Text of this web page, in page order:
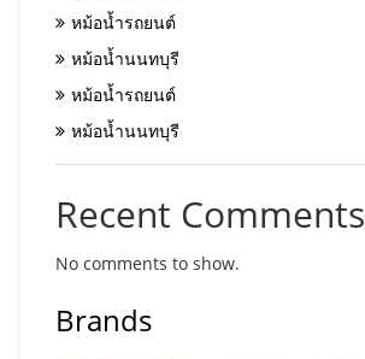
หม้อน้ำรถยนต์
หม้อน้ำนนทบุรี
หม้อน้ำรถยนต์
หม้อน้ำนนทบุรี
Recent Comments
No comments to show.
Brands